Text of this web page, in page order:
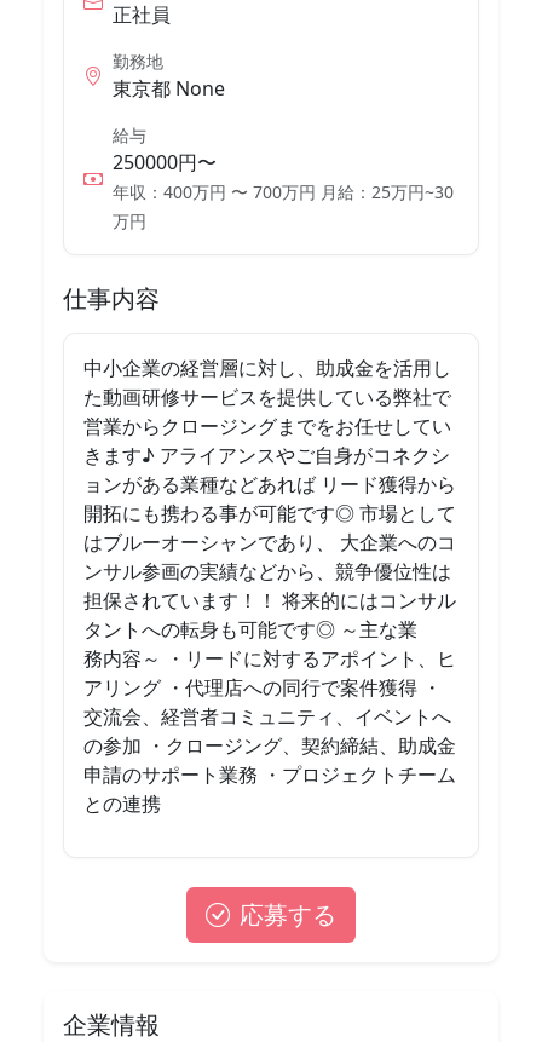
正社員
勤務地
東京都 None
給与
250000円〜
年収：400万円 〜 700万円 月給：25万円~30
万円
仕事内容
中小企業の経営層に対し、助成金を活用し
た動画研修サービスを提供している弊社で
営業からクロージングまでをお任せしてい
きます♪ アライアンスやご自身がコネクシ
ョンがある業種などあれば リード獲得から
開拓にも携わる事が可能です◎ 市場として
はブルーオーシャンであり、 大企業へのコ
ンサル参画の実績などから、競争優位性は
担保されています！！ 将来的にはコンサル
タントへの転身も可能です◎ ～主な業
務内容～ ・リードに対するアポイント、ヒ
アリング ・代理店への同行で案件獲得 ・
交流会、経営者コミュニティ、イベントへ
の参加 ・クロージング、契約締結、助成金
申請のサポート業務 ・プロジェクトチーム
との連携
応募する
企業情報